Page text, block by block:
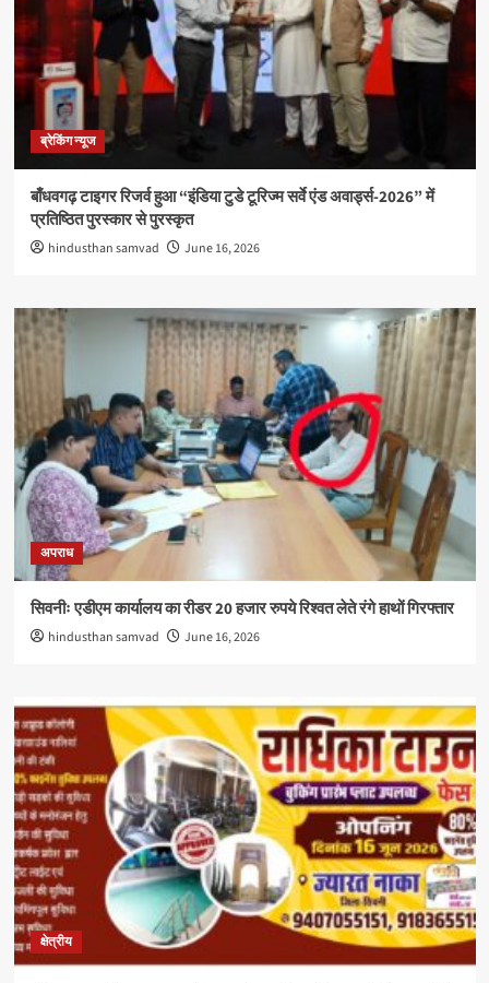
ब्रेकिंग न्यूज
बाँधवगढ़ टाइगर रिजर्व हुआ “इंडिया टुडे टूरिज्म सर्वे एंड अवार्ड्स-2026” में
प्रतिष्ठित पुरस्कार से पुरस्कृत
hindusthan samvad June 16, 2026
अपराध
सिवनीः एडीएम कार्यालय का रीडर 20 हजार रुपये रिश्वत लेते रंगे हाथों गिरफ्तार
hindusthan samvad June 16, 2026
क्षेत्रीय